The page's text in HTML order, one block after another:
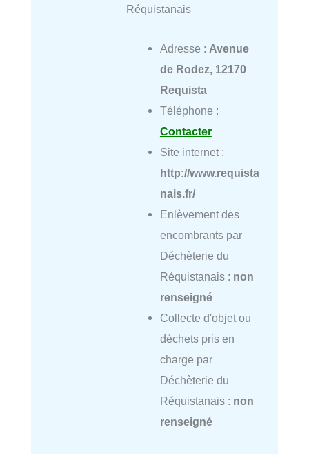
Réquistanais
Adresse : Avenue
de Rodez, 12170
Requista
Téléphone :
Contacter
Site internet :
http://www.requista
nais.fr/
Enlèvement des
encombrants par
Déchèterie du
Réquistanais : non
renseigné
Collecte d'objet ou
déchets pris en
charge par
Déchèterie du
Réquistanais : non
renseigné